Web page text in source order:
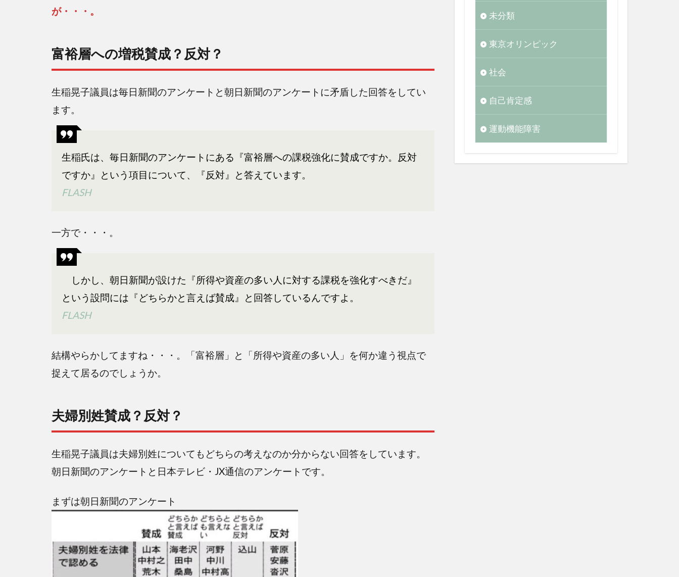
別姓
賛
反
対？
がん
国民
を守
晃子
らっ
盾政
策を
と
の反
応
生
稲
子
の
っ
盾
政
策
が・・・。
富裕層への増税賛成？反対？
生稲晃子議員は毎日新聞のアンケートと朝日新聞のアンケートに矛盾した回答をしてい
ます。
生稲氏は、毎日新聞のアンケートにある『富裕層への課税強化に賛成ですか。反対
ですか』という項目について、『反対』と答えています。
FLASH
一方で・・・。
しかし、朝日新聞が設けた『所得や資産の多い人に対する課税を強化すべきだ』
という設問には『どちらかと言えば賛成』と回答しているんですよ。
FLASH
結構やらかしてますね・・・。「富裕層」と「所得や資産の多い人」を何か違う視点で
捉えて居るのでしょうか。
夫婦別姓賛成？反対？
生稲晃子議員は夫婦別姓についてもどちらの考えなのか分からない回答をしています。
朝日新聞のアンケートと日本テレビ・JX通信のアンケートです。
まずは朝日新聞のアンケート
未分類
東京オリンピック
社会
自己肯定感
運動機能障害